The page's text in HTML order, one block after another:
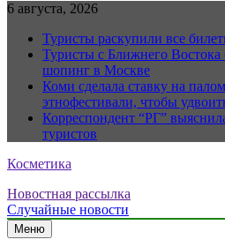
6 августа, 2026
Туристы раскупили все
Туристы с Ближнего Востока
шопинг в Москве
Коми сделала ставку на
этнофестивали, чтобы
Корреспондент “РГ”
туристов
Косметика
Новостная рассылка
Случайные новости
Меню